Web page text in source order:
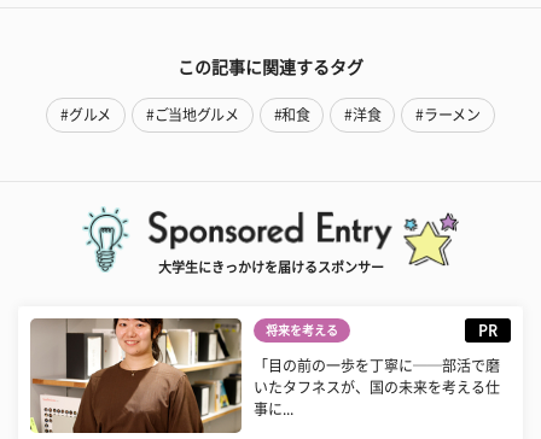
この記事に関連するタグ
#グルメ #ご当地グルメ #和食 #洋食 #ラーメン
大学生にきっかけを届けるスポンサー
将来を考える PR
「目の前の一歩を丁寧に──部活で磨
いたタフネスが、国の未来を考える仕
事に...